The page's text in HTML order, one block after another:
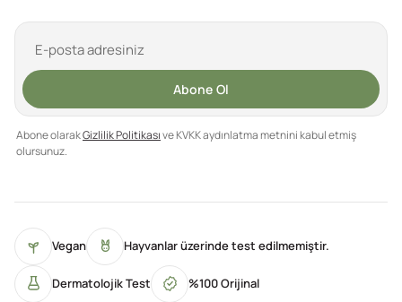
Abone Ol
Abone olarakGizlilik Politikasıve KVKK aydınlatma metnini kabul etmiş
olursunuz.
Vegan Hayvanlar üzerinde test edilmemiştir.
Dermatolojik Test %100 Orijinal